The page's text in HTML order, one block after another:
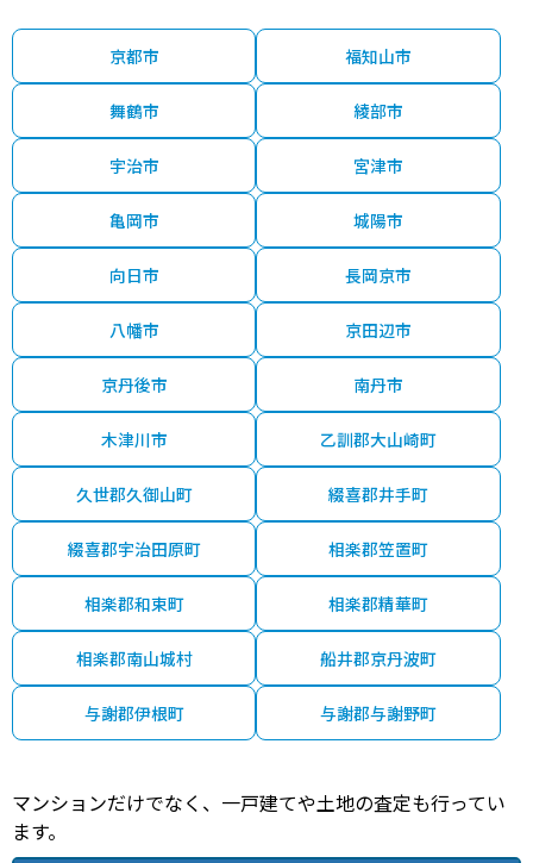
京都市 福知山市
舞鶴市 綾部市
宇治市 宮津市
亀岡市 城陽市
向日市 長岡京市
八幡市 京田辺市
京丹後市 南丹市
木津川市 乙訓郡大山崎町
久世郡久御山町 綴喜郡井手町
綴喜郡宇治田原町 相楽郡笠置町
相楽郡和束町 相楽郡精華町
相楽郡南山城村 船井郡京丹波町
与謝郡伊根町 与謝郡与謝野町
マンションだけでなく、一戸建てや土地の査定も行ってい
ます。